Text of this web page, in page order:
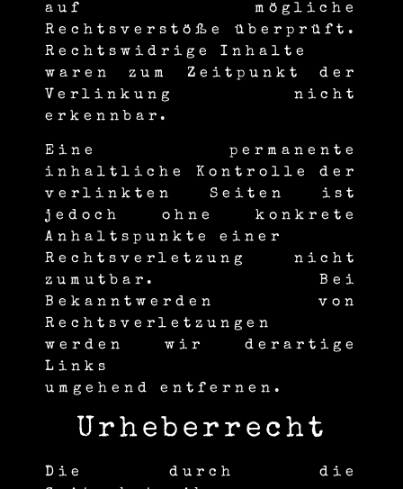
auf mögliche
Rechtsverstöße überprüft.
Rechtswidrige Inhalte
waren zum Zeitpunkt der
Verlinkung nicht
erkennbar.
Eine permanente
inhaltliche Kontrolle der
verlinkten Seiten ist
jedoch ohne konkrete
Anhaltspunkte einer
Rechtsverletzung nicht
zumutbar. Bei
Bekanntwerden von
Rechtsverletzungen
werden wir derartige
Links
umgehend entfernen.
Urheber­recht
Die durch die